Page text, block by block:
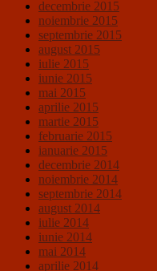
decembrie 2015
noiembrie 2015
septembrie 2015
august 2015
iulie 2015
iunie 2015
mai 2015
aprilie 2015
martie 2015
februarie 2015
ianuarie 2015
decembrie 2014
noiembrie 2014
septembrie 2014
august 2014
iulie 2014
iunie 2014
mai 2014
aprilie 2014